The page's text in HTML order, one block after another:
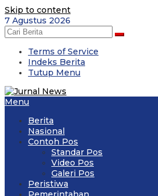
Skip to content
7 Agustus 2026
Terms of Service
Indeks Berita
Tutup Menu
Menu
Berita
Nasional
Contoh Pos
Standar Pos
Video Pos
Galeri Pos
Peristiwa